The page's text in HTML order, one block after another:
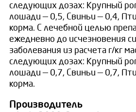
следующих дозах: Крупный
лошади — 0,5, Свиньи — 0,4,
корма. С лечебной целью
ежедневно до исчезновения
заболевания из расчета г/кг
следующих дозах: Крупный
лошади — 0,7, Свиньи — 0,7,
корма.
Производитель